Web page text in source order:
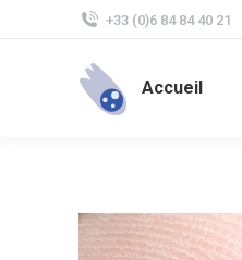
+33 (0)6 84 84 40 21
Accueil